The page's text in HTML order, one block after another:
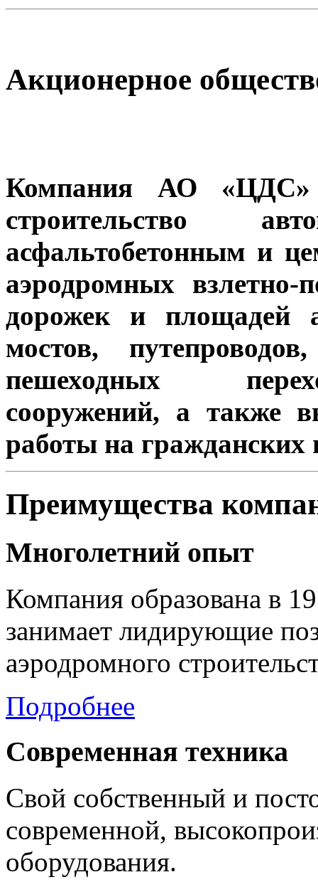
Акционерное
Компания АО «ЦДС»
строительство
асфальтобетонным и
аэродромных
дорожек и площадей
мостов,
пешеходных
сооружений, а также
работы на
Преимущества
Многолетний опыт
Компания образована в
занимает лидирующие
аэродромного
Подробнее
Современная техника
Свой собственный и
современной,
оборудования.